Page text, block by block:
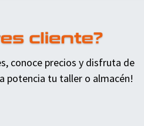
conoce precios y disfruta de
potencia tu taller o almacén!